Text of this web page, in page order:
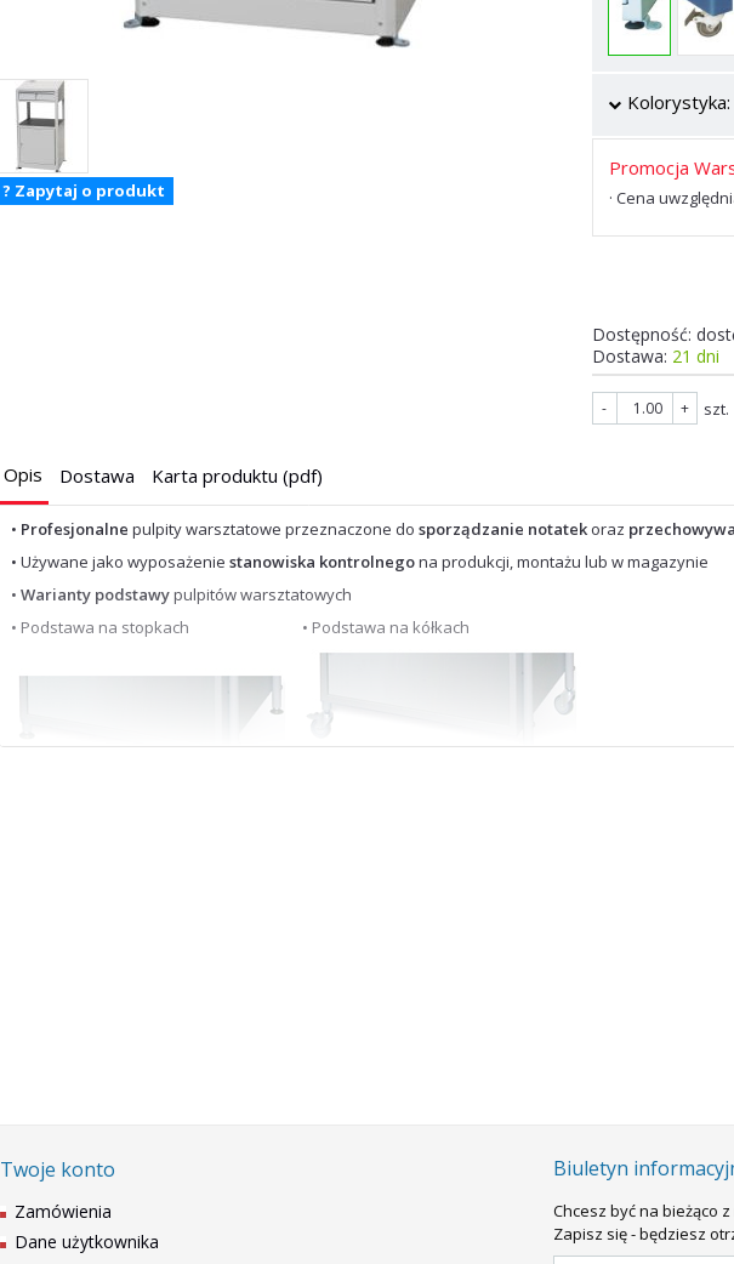
? Zapytaj o produkt
Kolorystyka:
Promocja
· Cena
Dostępność:
Dostawa: 21 dni
- + szt.
Opis Dostawa Karta produktu (pdf)
• Profesjonalne pulpity warsztatowe przeznaczone do sporządzanie notatekoraz
• Używane jako wyposażenie stanowiska kontrolnegona produkcji, montażu lub w magazynie
• Warianty podstawypulpitów warsztatowych
• Podstawa na stopkach
• Podstawa na kółkach
• Produkt polski
Twoje konto
Zamówienia
Dane użytkownika
Biuletyn
Chcesz być na bieżąco
Zapisz się - będziesz